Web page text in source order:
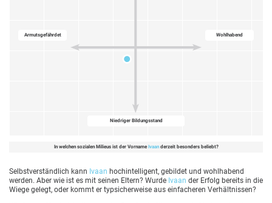
Wohlhabend
Niedriger Bildungsstand
Armutsgefährdet
In welchen sozialen Milieus ist der Vorname Ivaanderzeit besonders beliebt?
Selbstverständlich kann Ivaan hochintelligent, gebildet und wohlhabend
werden. Aber wie ist es mit seinen Eltern? Wurde Ivaan der Erfolg bereits in die
Wiege gelegt, oder kommt er typsicherweise aus einfacheren Verhältnissen?